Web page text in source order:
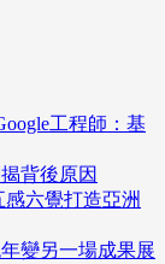
工程師：基
背後原因
六覺打造亞洲
變另一場成果展